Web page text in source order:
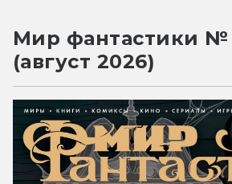
Мир фантастики №
(август 2026)